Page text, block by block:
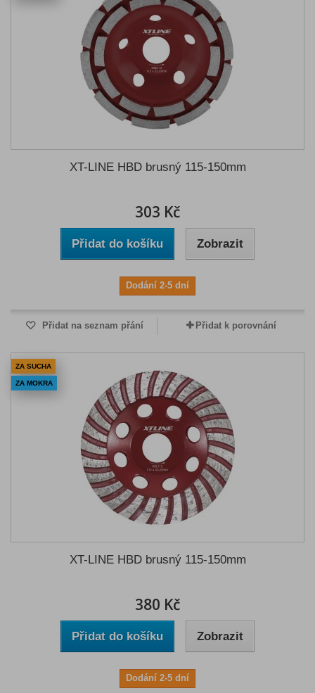
XT-LINE HBD brusný 115-150mm
303 Kč
Přidat do košíku Zobrazit
Dodání 2-5 dní
Přidat na seznam přání Přidat k porovnání
ZA SUCHA
ZA MOKRA
XT-LINE HBD brusný 115-150mm
380 Kč
Přidat do košíku Zobrazit
Dodání 2-5 dní